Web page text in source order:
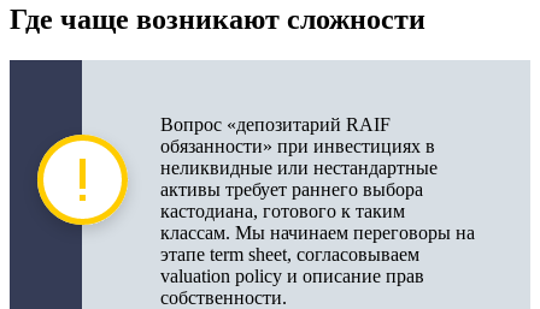
Где чаще возникают сложности
Вопрос «депозитарий RAIF
обязанности» при инвестициях в
неликвидные или нестандартные
активы требует раннего выбора
кастодиана, готового к таким
классам. Мы начинаем переговоры на
этапе term sheet, согласовываем
valuation policy и описание прав
собственности.